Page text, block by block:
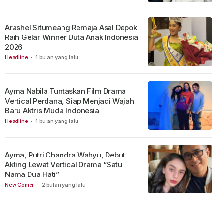
Headline - 1 bulan yang lalu
Arashel Situmeang Remaja Asal Depok
Raih Gelar Winner Duta Anak Indonesia
2026
Headline - 1 bulan yang lalu
Ayma Nabila Tuntaskan Film Drama
Vertical Perdana, Siap Menjadi Wajah
Baru Aktris Muda Indonesia
New Comer - 2 bulan yang lalu
Ayma, Putri Chandra Wahyu, Debut
Akting Lewat Vertical Drama “Satu
Nama Dua Hati”